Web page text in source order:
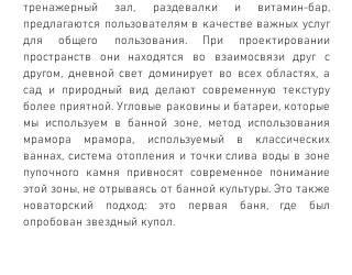
тренажерный зал, раздевалки и витамин-бар,
предлагаются пользователям в качестве важных услуг
для общего пользования. При проектировании
пространств они находятся во взаимосвязи друг с
другом, дневной свет доминирует во всех областях, а
сад и природный вид делают современную текстуру
более приятной. Угловые раковины и батареи, которые
мы используем в банной зоне, метод использования
мрамора мрамора, используемый в классических
ваннах, система отопления и точки слива воды в зоне
пупочного камня привносят современное понимание
этой зоны, не отрываясь от банной культуры. Это также
новаторский подход: это первая баня, где был
опробован звездный купол.